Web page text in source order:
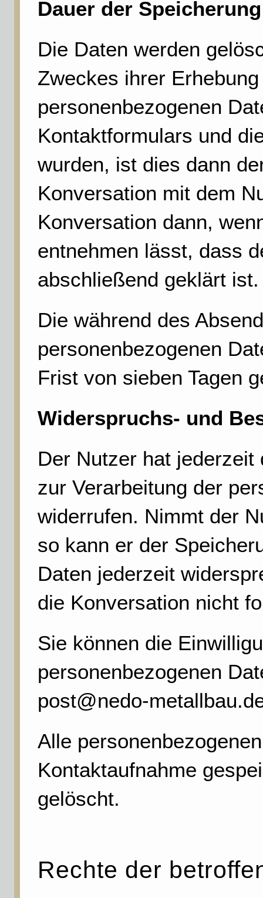
Dauer der Speicherung
Die Daten werden
Zweckes ihrer
personenbezogenen
Kontaktformulars und
wurden, ist dies dann
Konversation mit dem
Konversation dann,
entnehmen lässt, dass
abschließend geklärt
Die während des
personenbezogenen
Frist von sieben Tagen
Widerspruchs- und
Der Nutzer hat
zur Verarbeitung der
widerrufen. Nimmt der
so kann er der
Daten jederzeit
die Konversation nicht
Sie können die
personenbezogenen
post@nedo-
Alle
Kontaktaufnahme
gelöscht.
Rechte der